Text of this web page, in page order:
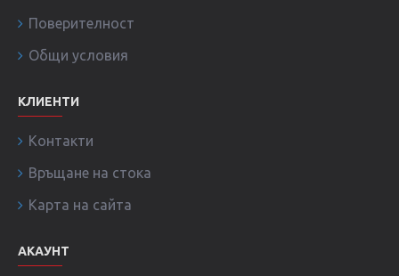
Поверителност
Общи условия
КЛИЕНТИ
Контакти
Връщане на стока
Карта на сайта
АКАУНТ